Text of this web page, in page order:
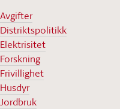
Avgifter
Distriktspolitikk
Elektrisitet
Forskning
Frivillighet
Husdyr
Jordbruk